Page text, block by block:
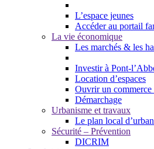
L’espace jeunes
Accéder au portail
La vie économique
Les marchés & les
Investir à Pont-
Location d’espaces
Ouvrir un commerce
Démarchage
Urbanisme et travaux
Le plan local
Sécurité – Prévention
DICRIM